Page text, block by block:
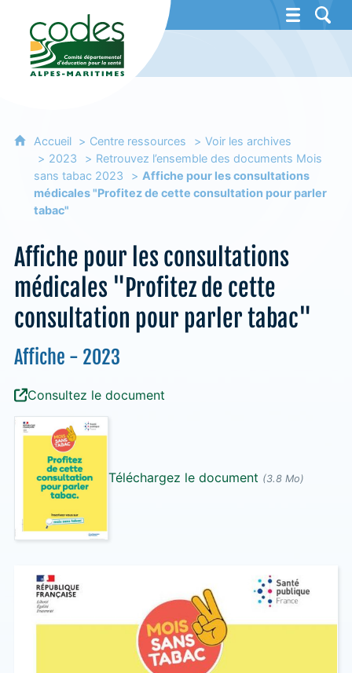
CoDES 06 - Comité départemental
Accueil Centre ressources
Voir les archives
2023
Retrouvez l’ensemble des documents Mois
sans tabac 2023
Affiche pour les consultations
médicales "Profitez de cette consultation pour parler
tabac"
Affiche pour les consultations
médicales "Profitez de cette
consultation pour parler tabac"
Affiche - 2023
Consultez le document
Téléchargez le document (3.8 Mo)